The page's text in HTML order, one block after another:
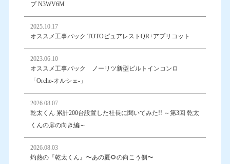
プ N3WV6M
2025.10.17
オススメ工事パック TOTOピュアレストQR+アプリコット
2023.06.10
オススメ工事パック ノーリツ新型ビルトインコンロ
「Orche-オルシェ-」
2026.08.07
乾太くん 累計200台設置した社長に聞いてみた!! ～第3回 乾太
くんの扉の向き編～
2026.08.03
灼熱の『乾太くん』〜あの夏🌻の向こう側〜